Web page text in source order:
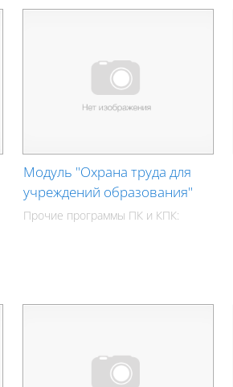
Модуль "Охрана труда для
учреждений образования"
Прочие программы ПК и КПК: